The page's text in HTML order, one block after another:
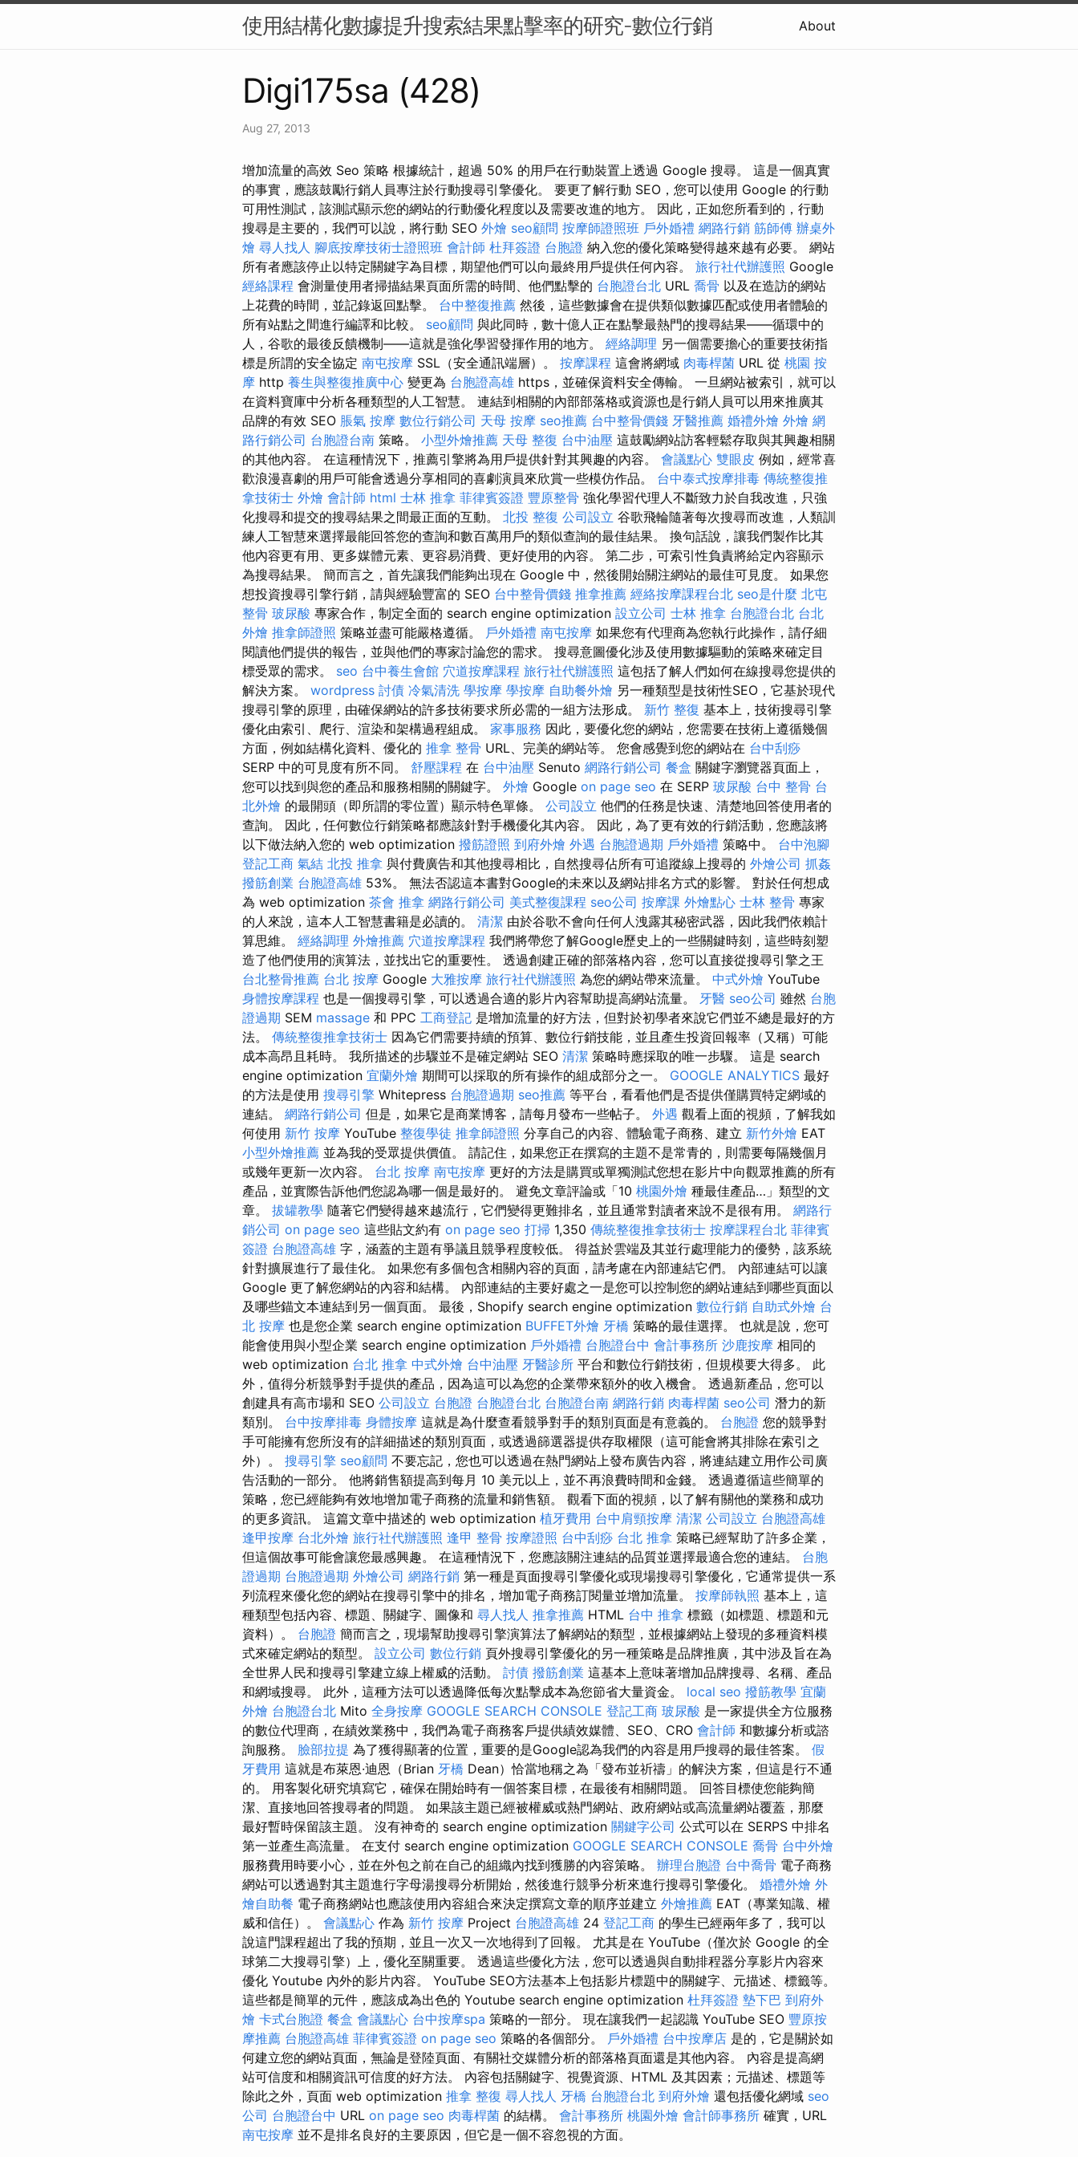
使用結構化數據提升搜索結果點擊率的研究-數位行銷 About
Digi175sa (428)
Aug 27, 2013
增加流量的高效 Seo 策略 根據統計，超過 50% 的用戶在行動裝置上透過 Google 搜尋。 這是一個真實
的事實，應該鼓勵行銷人員專注於行動搜尋引擎優化。 要更了解行動 SEO，您可以使用 Google 的行動
可用性測試，該測試顯示您的網站的行動優化程度以及需要改進的地方。 因此，正如您所看到的，行動
搜尋是主要的，我們可以說，將行動 SEO 外燴 seo顧問 按摩師證照班 戶外婚禮 網路行銷 筋師傅 辦桌外
燴 尋人找人 腳底按摩技術士證照班 會計師 杜拜簽證 台胞證 納入您的優化策略變得越來越有必要。 網站
所有者應該停止以特定關鍵字為目標，期望他們可以向最終用戶提供任何內容。 旅行社代辦護照 Google
經絡課程 會測量使用者掃描結果頁面所需的時間、他們點擊的 台胞證台北 URL 喬骨 以及在造訪的網站
上花費的時間，並記錄返回點擊。 台中整復推薦 然後，這些數據會在提供類似數據匹配或使用者體驗的
所有站點之間進行編譯和比較。 seo顧問 與此同時，數十億人正在點擊最熱門的搜尋結果——循環中的
人，谷歌的最後反饋機制——這就是強化學習發揮作用的地方。 經絡調理 另一個需要擔心的重要技術指
標是所謂的安全協定 南屯按摩 SSL（安全通訊端層）。 按摩課程 這會將網域 肉毒桿菌 URL 從 桃園 按
摩 http 養生與整復推廣中心 變更為 台胞證高雄 https，並確保資料安全傳輸。 一旦網站被索引，就可以
在資料寶庫中分析各種類型的人工智慧。 連結到相關的內部部落格或資源也是行銷人員可以用來推廣其
品牌的有效 SEO 脹氣 按摩 數位行銷公司 天母 按摩 seo推薦 台中整骨價錢 牙醫推薦 婚禮外燴 外燴 網
路行銷公司 台胞證台南 策略。 小型外燴推薦 天母 整復 台中油壓 這鼓勵網站訪客輕鬆存取與其興趣相關
的其他內容。 在這種情況下，推薦引擎將為用戶提供針對其興趣的內容。 會議點心 雙眼皮 例如，經常喜
歡浪漫喜劇的用戶可能會透過分享相同的喜劇演員來欣賞一些模仿作品。 台中泰式按摩排毒 傳統整復推
拿技術士 外燴 會計師 html 士林 推拿 菲律賓簽證 豐原整骨 強化學習代理人不斷致力於自我改進，只強
化搜尋和提交的搜尋結果之間最正面的互動。 北投 整復 公司設立 谷歌飛輪隨著每次搜尋而改進，人類訓
練人工智慧來選擇最能回答您的查詢和數百萬用戶的類似查詢的最佳結果。 換句話說，讓我們製作比其
他內容更有用、更多媒體元素、更容易消費、更好使用的內容。 第二步，可索引性負責將給定內容顯示
為搜尋結果。 簡而言之，首先讓我們能夠出現在 Google 中，然後開始關注網站的最佳可見度。 如果您
想投資搜尋引擎行銷，請與經驗豐富的 SEO 台中整骨價錢 推拿推薦 經絡按摩課程台北 seo是什麼 北屯
整骨 玻尿酸 專家合作，制定全面的 search engine optimization 設立公司 士林 推拿 台胞證台北 台北
外燴 推拿師證照 策略並盡可能嚴格遵循。 戶外婚禮 南屯按摩 如果您有代理商為您執行此操作，請仔細
閱讀他們提供的報告，並與他們的專家討論您的需求。 搜尋意圖優化涉及使用數據驅動的策略來確定目
標受眾的需求。 seo 台中養生會館 穴道按摩課程 旅行社代辦護照 這包括了解人們如何在線搜尋您提供的
解決方案。 wordpress 討債 冷氣清洗 學按摩 學按摩 自助餐外燴 另一種類型是技術性SEO，它基於現代
搜尋引擎的原理，由確保網站的許多技術要求所必需的一組方法形成。 新竹 整復 基本上，技術搜尋引擎
優化由索引、爬行、渲染和架構過程組成。 家事服務 因此，要優化您的網站，您需要在技術上遵循幾個
方面，例如結構化資料、優化的 推拿 整骨 URL、完美的網站等。 您會感覺到您的網站在 台中刮痧
SERP 中的可見度有所不同。 舒壓課程 在 台中油壓 Senuto 網路行銷公司 餐盒 關鍵字瀏覽器頁面上，
您可以找到與您的產品和服務相關的關鍵字。 外燴 Google on page seo 在 SERP 玻尿酸 台中 整骨 台
北外燴 的最開頭（即所謂的零位置）顯示特色單條。 公司設立 他們的任務是快速、清楚地回答使用者的
查詢。 因此，任何數位行銷策略都應該針對手機優化其內容。 因此，為了更有效的行銷活動，您應該將
以下做法納入您的 web optimization 撥筋證照 到府外燴 外遇 台胞證過期 戶外婚禮 策略中。 台中泡腳
登記工商 氣結 北投 推拿 與付費廣告和其他搜尋相比，自然搜尋佔所有可追蹤線上搜尋的 外燴公司 抓姦
撥筋創業 台胞證高雄 53%。 無法否認這本書對Google的未來以及網站排名方式的影響。 對於任何想成
為 web optimization 茶會 推拿 網路行銷公司 美式整復課程 seo公司 按摩課 外燴點心 士林 整骨 專家
的人來說，這本人工智慧書籍是必讀的。 清潔 由於谷歌不會向任何人洩露其秘密武器，因此我們依賴計
算思維。 經絡調理 外燴推薦 穴道按摩課程 我們將帶您了解Google歷史上的一些關鍵時刻，這些時刻塑
造了他們使用的演算法，並找出它的重要性。 透過創建正確的部落格內容，您可以直接從搜尋引擎之王
台北整骨推薦 台北 按摩 Google 大雅按摩 旅行社代辦護照 為您的網站帶來流量。 中式外燴 YouTube
身體按摩課程 也是一個搜尋引擎，可以透過合適的影片內容幫助提高網站流量。 牙醫 seo公司 雖然 台胞
證過期 SEM massage 和 PPC 工商登記 是增加流量的好方法，但對於初學者來說它們並不總是最好的方
法。 傳統整復推拿技術士 因為它們需要持續的預算、數位行銷技能，並且產生投資回報率（又稱）可能
成本高昂且耗時。 我所描述的步驟並不是確定網站 SEO 清潔 策略時應採取的唯一步驟。 這是 search
engine optimization 宜蘭外燴 期間可以採取的所有操作的組成部分之一。 GOOGLE ANALYTICS 最好
的方法是使用 搜尋引擎 Whitepress 台胞證過期 seo推薦 等平台，看看他們是否提供僅購買特定網域的
連結。 網路行銷公司 但是，如果它是商業博客，請每月發布一些帖子。 外遇 觀看上面的視頻，了解我如
何使用 新竹 按摩 YouTube 整復學徒 推拿師證照 分享自己的內容、體驗電子商務、建立 新竹外燴 EAT
小型外燴推薦 並為我的受眾提供價值。 請記住，如果您正在撰寫的主題不是常青的，則需要每隔幾個月
或幾年更新一次內容。 台北 按摩 南屯按摩 更好的方法是購買或單獨測試您想在影片中向觀眾推薦的所有
產品，並實際告訴他們您認為哪一個是最好的。 避免文章評論或「10 桃園外燴 種最佳產品…」類型的文
章。 拔罐教學 隨著它們變得越來越流行，它們變得更難排名，並且通常對讀者來說不是很有用。 網路行
銷公司 on page seo 這些貼文約有 on page seo 打掃 1,350 傳統整復推拿技術士 按摩課程台北 菲律賓
簽證 台胞證高雄 字，涵蓋的主題有爭議且競爭程度較低。 得益於雲端及其並行處理能力的優勢，該系統
針對擴展進行了最佳化。 如果您有多個包含相關內容的頁面，請考慮在內部連結它們。 內部連結可以讓
Google 更了解您網站的內容和結構。 內部連結的主要好處之一是您可以控制您的網站連結到哪些頁面以
及哪些錨文本連結到另一個頁面。 最後，Shopify search engine optimization 數位行銷 自助式外燴 台
北 按摩 也是您企業 search engine optimization BUFFET外燴 牙橋 策略的最佳選擇。 也就是說，您可
能會使用與小型企業 search engine optimization 戶外婚禮 台胞證台中 會計事務所 沙鹿按摩 相同的
web optimization 台北 推拿 中式外燴 台中油壓 牙醫診所 平台和數位行銷技術，但規模要大得多。 此
外，值得分析競爭對手提供的產品，因為這可以為您的企業帶來額外的收入機會。 透過新產品，您可以
創建具有高市場和 SEO 公司設立 台胞證 台胞證台北 台胞證台南 網路行銷 肉毒桿菌 seo公司 潛力的新
類別。 台中按摩排毒 身體按摩 這就是為什麼查看競爭對手的類別頁面是有意義的。 台胞證 您的競爭對
手可能擁有您所沒有的詳細描述的類別頁面，或透過篩選器提供存取權限（這可能會將其排除在索引之
外）。 搜尋引擎 seo顧問 不要忘記，您也可以透過在熱門網站上發布廣告內容，將連結建立用作公司廣
告活動的一部分。 他將銷售額提高到每月 10 美元以上，並不再浪費時間和金錢。 透過遵循這些簡單的
策略，您已經能夠有效地增加電子商務的流量和銷售額。 觀看下面的視頻，以了解有關他的業務和成功
的更多資訊。 這篇文章中描述的 web optimization 植牙費用 台中肩頸按摩 清潔 公司設立 台胞證高雄
逢甲按摩 台北外燴 旅行社代辦護照 逢甲 整骨 按摩證照 台中刮痧 台北 推拿 策略已經幫助了許多企業，
但這個故事可能會讓您最感興趣。 在這種情況下，您應該關注連結的品質並選擇最適合您的連結。 台胞
證過期 台胞證過期 外燴公司 網路行銷 第一種是頁面搜尋引擎優化或現場搜尋引擎優化，它通常提供一系
列流程來優化您的網站在搜尋引擎中的排名，增加電子商務訂閱量並增加流量。 按摩師執照 基本上，這
種類型包括內容、標題、關鍵字、圖像和 尋人找人 推拿推薦 HTML 台中 推拿 標籤（如標題、標題和元
資料）。 台胞證 簡而言之，現場幫助搜尋引擎演算法了解網站的類型，並根據網站上發現的多種資料模
式來確定網站的類型。 設立公司 數位行銷 頁外搜尋引擎優化的另一種策略是品牌推廣，其中涉及旨在為
全世界人民和搜尋引擎建立線上權威的活動。 討債 撥筋創業 這基本上意味著增加品牌搜尋、名稱、產品
和網域搜尋。 此外，這種方法可以透過降低每次點擊成本為您節省大量資金。 local seo 撥筋教學 宜蘭
外燴 台胞證台北 Mito 全身按摩 GOOGLE SEARCH CONSOLE 登記工商 玻尿酸 是一家提供全方位服務
的數位代理商，在績效業務中，我們為電子商務客戶提供績效媒體、SEO、CRO 會計師 和數據分析或諮
詢服務。 臉部拉提 為了獲得顯著的位置，重要的是Google認為我們的內容是用戶搜尋的最佳答案。 假
牙費用 這就是布萊恩·迪恩（Brian 牙橋 Dean）恰當地稱之為「發布並祈禱」的解決方案，但這是行不通
的。 用客製化研究填寫它，確保在開始時有一個答案目標，在最後有相關問題。 回答目標使您能夠簡
潔、直接地回答搜尋者的問題。 如果該主題已經被權威或熱門網站、政府網站或高流量網站覆蓋，那麼
最好暫時保留該主題。 沒有神奇的 search engine optimization 關鍵字公司 公式可以在 SERPS 中排名
第一並產生高流量。 在支付 search engine optimization GOOGLE SEARCH CONSOLE 喬骨 台中外燴
服務費用時要小心，並在外包之前在自己的組織內找到獲勝的內容策略。 辦理台胞證 台中喬骨 電子商務
網站可以透過對其主題進行字母湯搜尋分析開始，然後進行競爭分析來進行搜尋引擎優化。 婚禮外燴 外
燴自助餐 電子商務網站也應該使用內容組合來決定撰寫文章的順序並建立 外燴推薦 EAT（專業知識、權
威和信任）。 會議點心 作為 新竹 按摩 Project 台胞證高雄 24 登記工商 的學生已經兩年多了，我可以
說這門課程超出了我的預期，並且一次又一次地得到了回報。 尤其是在 YouTube（僅次於 Google 的全
球第二大搜尋引擎）上，優化至關重要。 透過這些優化方法，您可以透過與自動排程器分享影片內容來
優化 Youtube 內外的影片內容。 YouTube SEO方法基本上包括影片標題中的關鍵字、元描述、標籤等。
這些都是簡單的元件，應該成為出色的 Youtube search engine optimization 杜拜簽證 墊下巴 到府外
燴 卡式台胞證 餐盒 會議點心 台中按摩spa 策略的一部分。 現在讓我們一起認識 YouTube SEO 豐原按
摩推薦 台胞證高雄 菲律賓簽證 on page seo 策略的各個部分。 戶外婚禮 台中按摩店 是的，它是關於如
何建立您的網站頁面，無論是登陸頁面、有關社交媒體分析的部落格頁面還是其他內容。 內容是提高網
站可信度和相關資訊可信度的好方法。 內容包括關鍵字、視覺資源、HTML 及其因素；元描述、標題等
除此之外，頁面 web optimization 推拿 整復 尋人找人 牙橋 台胞證台北 到府外燴 還包括優化網域 seo
公司 台胞證台中 URL on page seo 肉毒桿菌 的結構。 會計事務所 桃園外燴 會計師事務所 確實，URL
南屯按摩 並不是排名良好的主要原因，但它是一個不容忽視的方面。